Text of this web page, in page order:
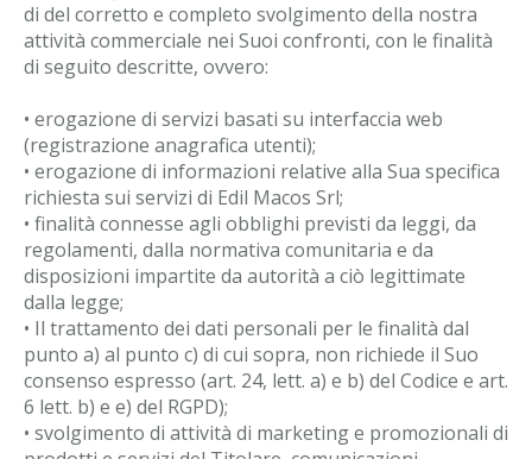
di del corretto e completo svolgimento della nostra
attività commerciale nei Suoi confronti, con le finalità
di seguito descritte, ovvero:
• erogazione di servizi basati su interfaccia web
(registrazione anagrafica utenti);
• erogazione di informazioni relative alla Sua specifica
richiesta sui servizi di Edil Macos Srl;
• finalità connesse agli obblighi previsti da leggi, da
regolamenti, dalla normativa comunitaria e da
disposizioni impartite da autorità a ciò legittimate
dalla legge;
• Il trattamento dei dati personali per le finalità dal
punto a) al punto c) di cui sopra, non richiede il Suo
consenso espresso (art. 24, lett. a) e b) del Codice e art.
6 lett. b) e e) del RGPD);
• svolgimento di attività di marketing e promozionali di